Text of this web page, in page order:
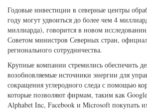
Годовые инвестиции в северные центры
году могут удвоиться до более чем 4
миллиарда), говорится в новом
Советом министров Северных стран,
регионального сотрудничества.
Крупные компании стремились обеспечить
возобновляемые источники энергии для
сокращения углеродного следа с помощью
которые позволяют фирмам, таким как
Alphabet Inc, Facebook и Microsoft покупать